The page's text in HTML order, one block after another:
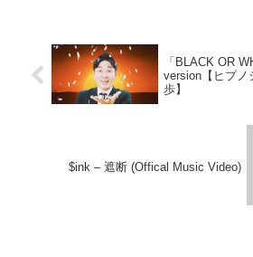
「BLACK OR
version【ヒプノ
歩】
$ink – 遮断 (Offical Music Video)